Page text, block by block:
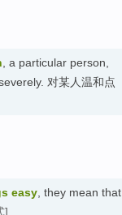
, a particular person,
对某人温和点
easy , they mean that
]